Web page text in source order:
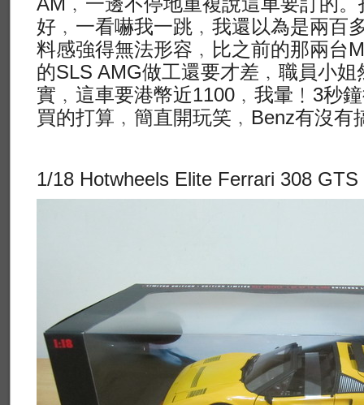
好﹐一看嚇我一跳﹐我還以為是兩百
料感強得無法形容﹐比之前的那兩台
的SLS AMG做工還要才差﹐職員小
實﹐這車要港幣近1100﹐我暈﹗3秒
買的打算﹐簡直開玩笑﹐Benz有沒有
1/18 Hotwheels Elite Ferrari 308 GTS